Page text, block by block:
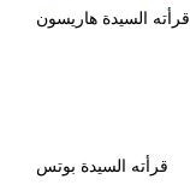
قرأته السيدة هاريسون
قرأته السيدة بوتس